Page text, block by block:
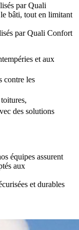
par Quali
bâti, tout en limitant
par Quali Confort
et aux
contre les
des solutions
équipes assurent
aux
et durables